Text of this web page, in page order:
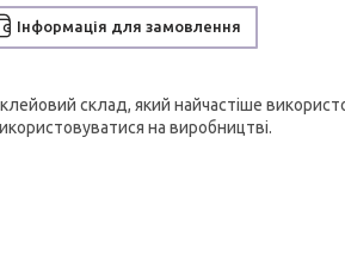
Інформація для замовлення
склад, який найчастіше
на виробництві.